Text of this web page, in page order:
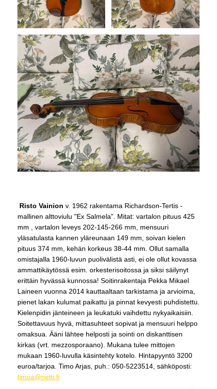
Risto Vainion v. 1962 rakentama Richardson-Tertis -
mallinen alttoviulu "Ex Salmela". Mitat: vartalon pituus 425
mm , vartalon leveys 202-145-266 mm, mensuuri
yläsatulasta kannen yläreunaan 149 mm, soivan kielen
pituus 374 mm, kehän korkeus 38-44 mm. Ollut samalla
omistajalla 1960-luvun puolivälistä asti, ei ole ollut kovassa
ammattikäytössä esim. orkesterisoitossa ja siksi säilynyt
erittäin hyvässä kunnossa! Soitinrakentaja Pekka Mikael
Laineen vuonna 2014 kauttaaltaan tarkistama ja arvioima,
pienet lakan kulumat paikattu ja pinnat kevyesti puhdistettu.
Kielenpidin jänteineen ja leukatuki vaihdettu nykyaikaisiin.
Soitettavuus hyvä, mittasuhteet sopivat ja mensuuri helppo
omaksua. Ääni lähtee helposti ja sointi on diskanttisen
kirkas (vrt. mezzosporaano). Mukana tulee mittojen
mukaan 1960-luvulla käsintehty kotelo. Hintapyyntö 3200
euroa/tarjoa. Timo Arjas, puh.: 050-5223514, sähköposti:
timoa@netti.fi